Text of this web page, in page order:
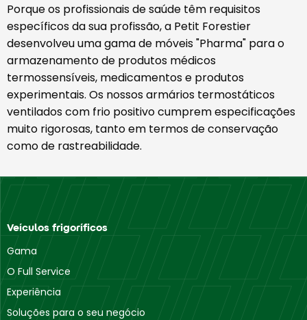
Porque os profissionais de saúde têm requisitos
específicos da sua profissão, a Petit Forestier
desenvolveu uma gama de móveis "Pharma" para o
armazenamento de produtos médicos
termossensíveis, medicamentos e produtos
experimentais. Os nossos armários termostáticos
ventilados com frio positivo cumprem especificações
muito rigorosas, tanto em termos de conservação
como de rastreabilidade.
Veículos frigoríficos
Gama
O Full Service
Experiência
Soluções para o seu negócio